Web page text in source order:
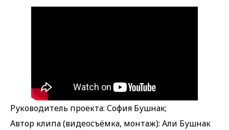
Руководитель проекта: София Бушнак;
Автор клипа (видеосъёмка, монтаж): Али Бушнак